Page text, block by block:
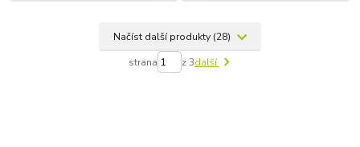
Načíst další produkty (28)
strana z 3další